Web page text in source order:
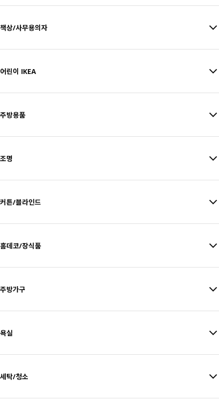
책상/사무용의자
어린이 IKEA
주방용품
조명
커튼/블라인드
홈데코/장식품
주방가구
욕실
세탁/청소